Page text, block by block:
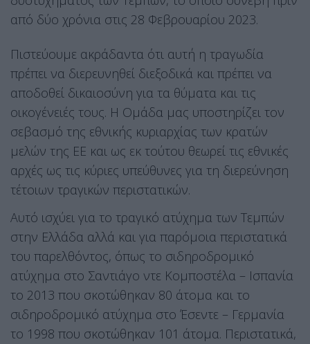
από δύο χρόνια στις 28 Φεβρουαρίου 2023.
Πιστεύουμε ακράδαντα ότι αυτή η τραγωδία
πρέπει να διερευνηθεί διεξοδικά και πρέπει να
αποδοθεί δικαιοσύνη για τα θύματα και τις
οικογένειές τους. Η Ομάδα μας υποστηρίζει τον
σεβασμό της εθνικής κυριαρχίας των κρατών
μελών της ΕΕ και ως εκ τούτου θεωρεί τις εθνικές
αρχές ως τις κύριες υπεύθυνες για τη διερεύνηση
τέτοιων τραγικών περιστατικών.
Αυτό ισχύει για το τραγικό ατύχημα των Τεμπών
στην Ελλάδα αλλά και για παρόμοια περιστατικά
του παρελθόντος, όπως το σιδηροδρομικό
ατύχημα στο Σαντιάγο ντε Κομποστέλα – Ισπανία
το 2013 που σκoτώθηκαν 80 άτομα και το
σιδηροδρομικό ατύχημα στο Έσεντε – Γερμανία
το 1998 που σκoτώθηκαν 101 άτομα. Περιστατικά,